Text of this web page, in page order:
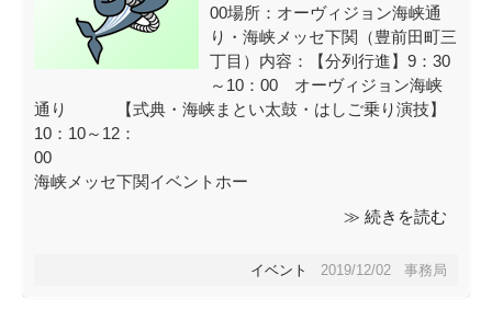
00場所：オーヴィジョン海峡通
り・海峡メッセ下関（豊前田町三
丁目）内容：【分列行進】9：30
～10：00 オーヴィジョン海峡
通り 【式典・海峡まとい太鼓・はしご乗り演技】
10：10～12：
00
海峡メッセ下関イベントホー
≫ 続きを読む
イベント 2019/12/02 事務局